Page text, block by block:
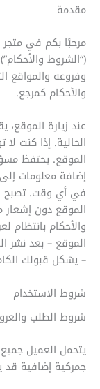
مقدمة
مرحبًا بكم في
وفروعه والمواقع
والأحكام كمرجع.
عند زيارة
الحالية. إذا كنت
الموقع. يحتفظ
إضافة معلومات
في أي وقت. تصبح
الموقع دون
والأحكام
الموقع – بعد نشر
– يشكل قبولك
شروط الاستخدام
شروط الطلب
يتحمل العميل
جمركية إضافية